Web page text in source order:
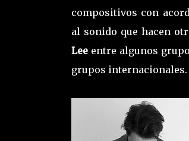
compositivos con
al sonido que hacen
Leeentre algunos
grupos internacionales.